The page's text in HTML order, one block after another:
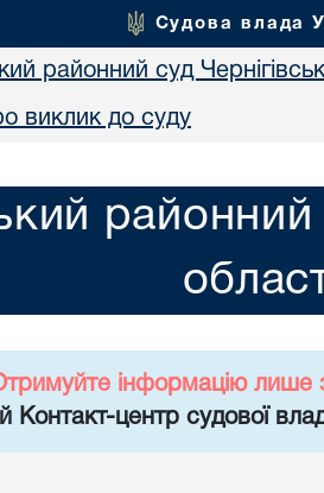
Судова влада
районний суд
виклик до суду
районний
інформацію лише
Контакт-центр судової